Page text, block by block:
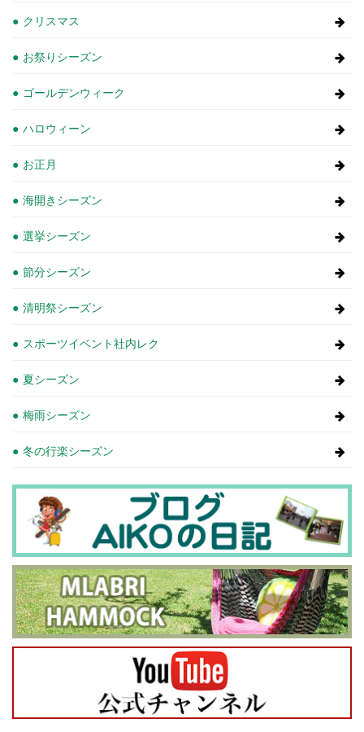
クリスマス
お祭りシーズン
ゴールデンウィーク
ハロウィーン
お正月
海開きシーズン
選挙シーズン
節分シーズン
清明祭シーズン
スポーツイベント社内レク
夏シーズン
梅雨シーズン
冬の行楽シーズン